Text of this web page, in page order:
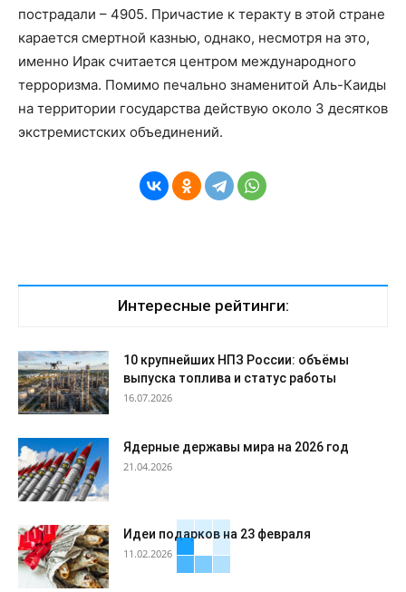
пострадали – 4905. Причастие к теракту в этой стране
карается смертной казнью, однако, несмотря на это,
именно Ирак считается центром международного
терроризма. Помимо печально знаменитой Аль-Каиды
на территории государства действую около 3 десятков
экстремистских объединений.
Интересные рейтинги:
10 крупнейших НПЗ России: объёмы
выпуска топлива и статус работы
16.07.2026
Ядерные державы мира на 2026 год
21.04.2026
Идеи подарков на 23 февраля
11.02.2026